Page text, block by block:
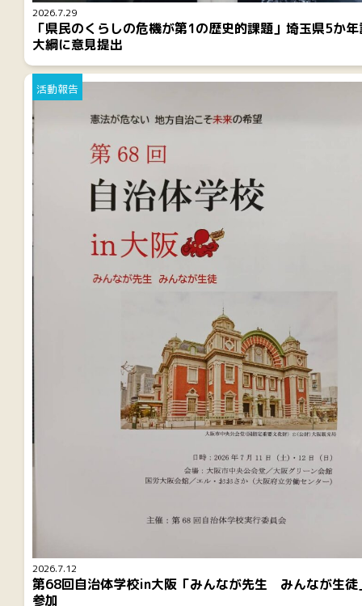
2026.7.29
「県民のくらしの危機が第1の歴史的課題」埼玉県5か
大綱に意見提出
2026.7.12
活動報告
第68回自治体学校in大阪「みんなが先生 みんなが生徒
参加